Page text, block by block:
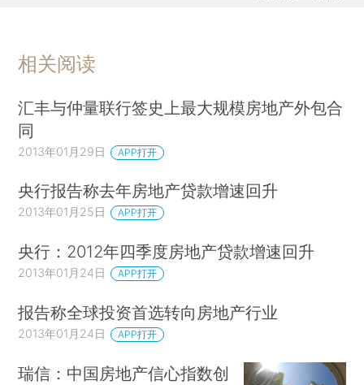
相关阅读
汇丰与仲量联行签史上最大规模房地产外包合
同
2013年01月29日 APP打开
央行报告称去年房地产贷款增速回升
2013年01月25日 APP打开
央行：2012年四季度房地产贷款增速回升
2013年01月24日 APP打开
报告称全球投资首选转向房地产行业
2013年01月24日 APP打开
瑞信：中国房地产信心指数创